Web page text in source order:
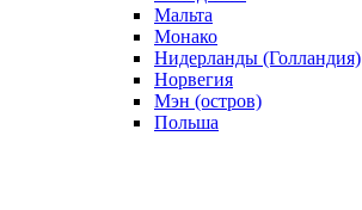
Мальта
Монако
Нидерланды (Голландия)
Норвегия
Мэн (остров)
Польша